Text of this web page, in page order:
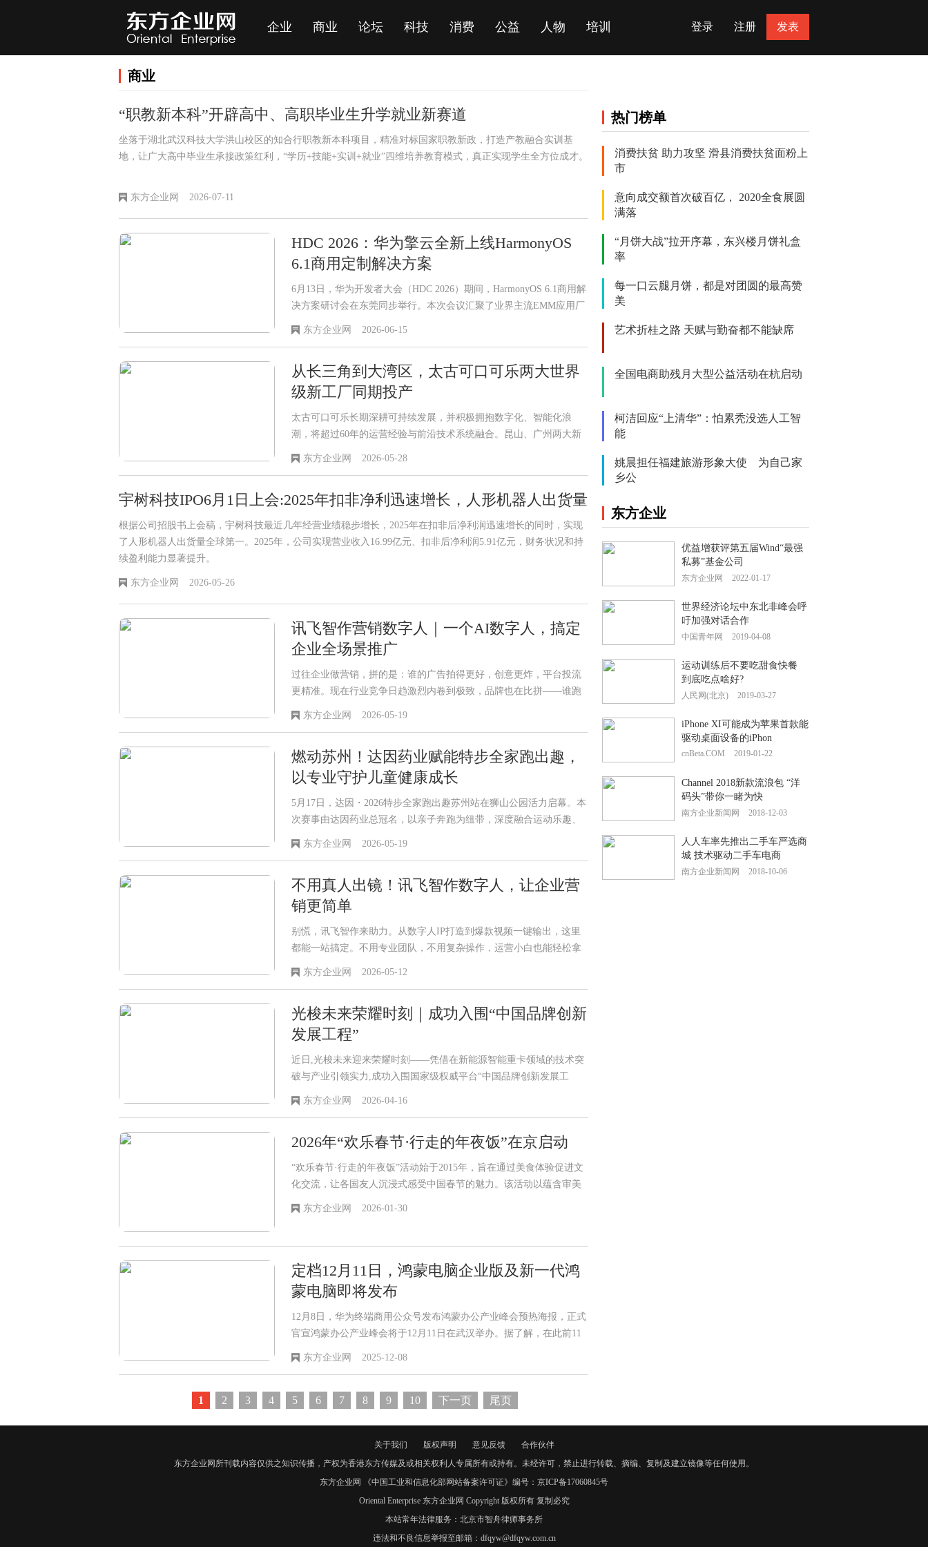
企业 商业 论坛 科技 消费 公益 人物 培训 登录 注册 发表
商业
“职教新本科”开辟高中、高职毕业生升学就业新赛道
坐落于湖北武汉科技大学洪山校区的知合行职教新本科项目，精准对标国家职教新政，打造产教融合实训基
地，让广大高中毕业生承接政策红利，“学历+技能+实训+就业”四维培养教育模式，真正实现学生全方位成才。
东方企业网 2026-07-11
HDC 2026：华为擎云全新上线HarmonyOS
6.1商用定制解决方案
6月13日，华为开发者大会（HDC 2026）期间，HarmonyOS 6.1商用解
决方案研讨会在东莞同步举行。本次会议汇聚了业界主流EMM应用厂
商专家与渠道伙伴代表，共同围绕移动终端安全的技术演进与方案落
东方企业网 2026-06-15
从长三角到大湾区，太古可口可乐两大世界
级新工厂同期投产
太古可口可乐长期深耕可持续发展，并积极拥抱数字化、智能化浪
潮，将超过60年的运营经验与前沿技术系统融合。昆山、广州两大新
工厂，以世界级的绿色环保标准与数智化水平，驱动自身制造体系焕
东方企业网 2026-05-28
宇树科技IPO6月1日上会:2025年扣非净利迅速增长，人形机器人出货量
全球第一
根据公司招股书上会稿，宇树科技最近几年经营业绩稳步增长，2025年在扣非后净利润迅速增长的同时，实现
了人形机器人出货量全球第一。2025年，公司实现营业收入16.99亿元、扣非后净利润5.91亿元，财务状况和持
续盈利能力显著提升。
东方企业网 2026-05-26
讯飞智作营销数字人｜一个AI数字人，搞定
企业全场景推广
过往企业做营销，拼的是：谁的广告拍得更好，创意更炸，平台投流
更精准。现在行业竞争日趋激烈内卷到极致，品牌也在比拼——谁跑
得更快、更稳、更长效。
东方企业网 2026-05-19
燃动苏州！达因药业赋能特步全家跑出趣，
以专业守护儿童健康成长
5月17日，达因・2026特步全家跑出趣苏州站在狮山公园活力启幕。本
次赛事由达因药业总冠名，以亲子奔跑为纽带，深度融合运动乐趣、
温情陪伴与儿童健康守护，为众多亲子家庭打造了一场沉浸式运动健
东方企业网 2026-05-19
不用真人出镜！讯飞智作数字人，让企业营
销更简单
别慌，讯飞智作来助力。从数字人IP打造到爆款视频一键输出，这里
都能一站搞定。不用专业团队，不用复杂操作，运营小白也能轻松拿
捏高效运营，助力企业抢占市场先机!
东方企业网 2026-05-12
光梭未来荣耀时刻｜成功入围“中国品牌创新
发展工程”
近日,光梭未来迎来荣耀时刻——凭借在新能源智能重卡领域的技术突
破与产业引领实力,成功入围国家级权威平台“中国品牌创新发展工
程”。这不仅是对光梭未来硬核科技实力与品牌价值的权威认可,更是中
东方企业网 2026-04-16
2026年“欢乐春节·行走的年夜饭”在京启动
“欢乐春节·行走的年夜饭”活动始于2015年，旨在通过美食体验促进文
化交流，让各国友人沉浸式感受中国春节的魅力。该活动以蕴含审美
体验、价值观念与处世哲学的中国饮食为切入点，依托联合会在中餐
东方企业网 2026-01-30
定档12月11日，鸿蒙电脑企业版及新一代鸿
蒙电脑即将发布
12月8日，华为终端商用公众号发布鸿蒙办公产业峰会预热海报，正式
官宣鸿蒙办公产业峰会将于12月11日在武汉举办。据了解，在此前11
月19日的华为鸿蒙办公新品技术沟通会上，华为终端平板与PC产品线
标志着鸿蒙生态正加速从消费领域向商用领域拓展，赋能千行百业。
东方企业网 2025-12-08
1 2 3 4 5 6 7 8 9 10 下一页 尾页
热门榜单
消费扶贫 助力攻坚 滑县消费扶贫面粉上
市
意向成交额首次破百亿， 2020全食展圆
满落
“月饼大战”拉开序幕，东兴楼月饼礼盒
率
每一口云腿月饼，都是对团圆的最高赞
美
艺术折桂之路 天赋与勤奋都不能缺席
全国电商助残月大型公益活动在杭启动
柯洁回应“上清华”：怕累秃没选人工智
能
姚晨担任福建旅游形象大使 为自己家
乡公
东方企业
优益增获评第五届Wind“最强
私募”基金公司
东方企业网 2022-01-17
世界经济论坛中东北非峰会呼
吁加强对话合作
中国青年网 2019-04-08
运动训练后不要吃甜食快餐
到底吃点啥好?
人民网(北京) 2019-03-27
iPhone XI可能成为苹果首款能
驱动桌面设备的iPhon
cnBeta.COM 2019-01-22
Channel 2018新款流浪包 “洋
码头”带你一睹为快
南方企业新闻网 2018-12-03
人人车率先推出二手车严选商
城 技术驱动二手车电商
南方企业新闻网 2018-10-06
关于我们 版权声明 意见反馈
合作伙伴
东方企业网所刊载内容仅供之知识传播，产权为香港东方传媒及或相关权利人专属所有或持有。未经许可，禁止进行转载、摘编、复制及建立镜像等任何使用。
东方企业网 《中国工业和信息化部网站备案许可证》编号：京ICP备17060845号
Oriental Enterprise 东方企业网 Copyright 版权所有 复制必究
本站常年法律服务：北京市智舟律师事务所
违法和不良信息举报至邮箱：dfqyw@dfqyw.com.cn